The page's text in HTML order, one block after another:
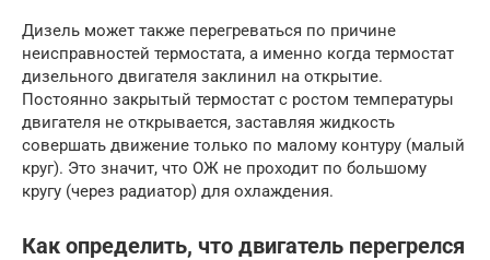
Дизель может также перегреваться по причине
неисправностей термостата, а именно когда термостат
дизельного двигателя заклинил на открытие.
Постоянно закрытый термостат с ростом температуры
двигателя не открывается, заставляя жидкость
совершать движение только по малому контуру (малый
круг). Это значит, что ОЖ не проходит по большому
кругу (через радиатор) для охлаждения.
Как определить, что двигатель перегрелся